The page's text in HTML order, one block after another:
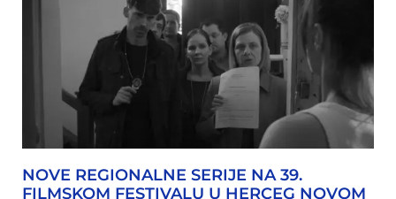
NOVE REGIONALNE SERIJE NA 39.
FILMSKOM FESTIVALU U HERCEG NOVOM